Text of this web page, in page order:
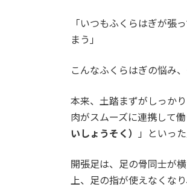
「いつもふくらはぎが張
まう」
こんなふくらはぎの悩み
本来、土踏まずがしっか
肉がスムーズに連携して
いしょうそく）
」といっ
開張足は、足の骨同士が
上、足の指が使えなくな